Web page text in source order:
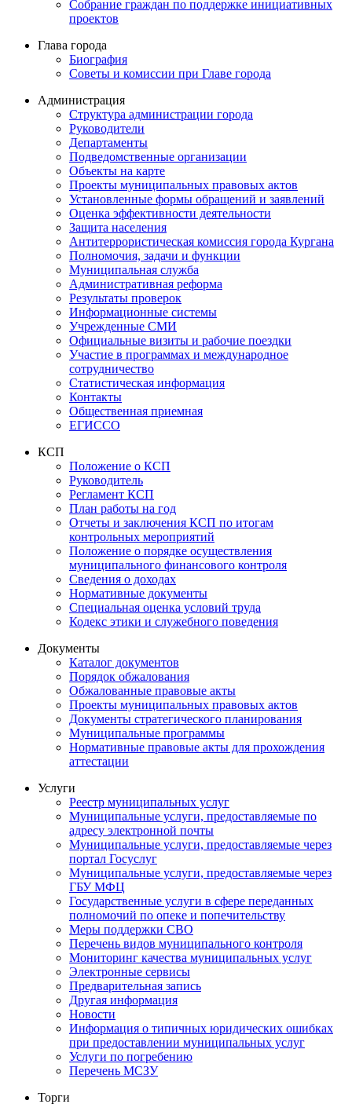
Собрание граждан по поддержке инициативных
проектов
Глава города
Биография
Советы и комиссии при Главе города
Администрация
Структура администрации города
Руководители
Департаменты
Подведомственные организации
Объекты на карте
Проекты муниципальных правовых актов
Установленные формы обращений и заявлений
Оценка эффективности деятельности
Защита населения
Антитеррористическая комиссия города Кургана
Полномочия, задачи и функции
Муниципальная служба
Административная реформа
Результаты проверок
Информационные системы
Учрежденные СМИ
Официальные визиты и рабочие поездки
Участие в программах и международное
сотрудничество
Статистическая информация
Контакты
Общественная приемная
ЕГИССО
КСП
Положение о КСП
Руководитель
Регламент КСП
План работы на год
Отчеты и заключения КСП по итогам
контрольных мероприятий
Положение о порядке осуществления
муниципального финансового контроля
Сведения о доходах
Нормативные документы
Специальная оценка условий труда
Кодекс этики и служебного поведения
Документы
Каталог документов
Порядок обжалования
Обжалованные правовые акты
Проекты муниципальных правовых актов
Документы стратегического планирования
Муниципальные программы
Нормативные правовые акты для прохождения
аттестации
Услуги
Реестр муниципальных услуг
Муниципальные услуги, предоставляемые по
адресу электронной почты
Муниципальные услуги, предоставляемые через
портал Госуслуг
Муниципальные услуги, предоставляемые через
ГБУ МФЦ
Государственные услуги в сфере переданных
полномочий по опеке и попечительству
Меры поддержки СВО
Перечень видов муниципального контроля
Мониторинг качества муниципальных услуг
Электронные сервисы
Предварительная запись
Другая информация
Новости
Информация о типичных юридических ошибках
при предоставлении муниципальных услуг
Услуги по погребению
Перечень МСЗУ
Торги